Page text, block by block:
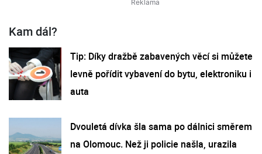
Kam dál?
Tip: Díky dražbě zabavených věcí si můžete
levně pořídit vybavení do bytu, elektroniku i
auta
Dvouletá dívka šla sama po dálnici směrem
na Olomouc. Než ji policie našla, urazila